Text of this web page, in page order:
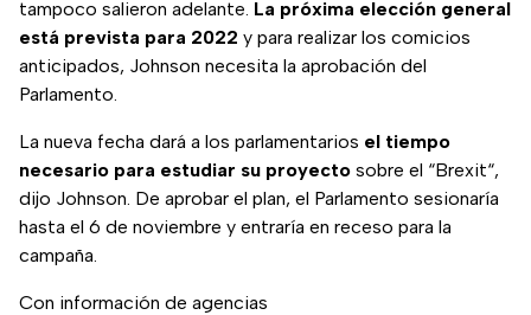
tampoco salieron adelante. La próxima elección general
está prevista para 2022 y para realizar los comicios
anticipados, Johnson necesita la aprobación del
Parlamento.
La nueva fecha dará a los parlamentarios el tiempo
necesario para estudiar su proyecto sobre el “Brexit“,
dijo Johnson. De aprobar el plan, el Parlamento sesionaría
hasta el 6 de noviembre y entraría en receso para la
campaña.
Con información de agencias